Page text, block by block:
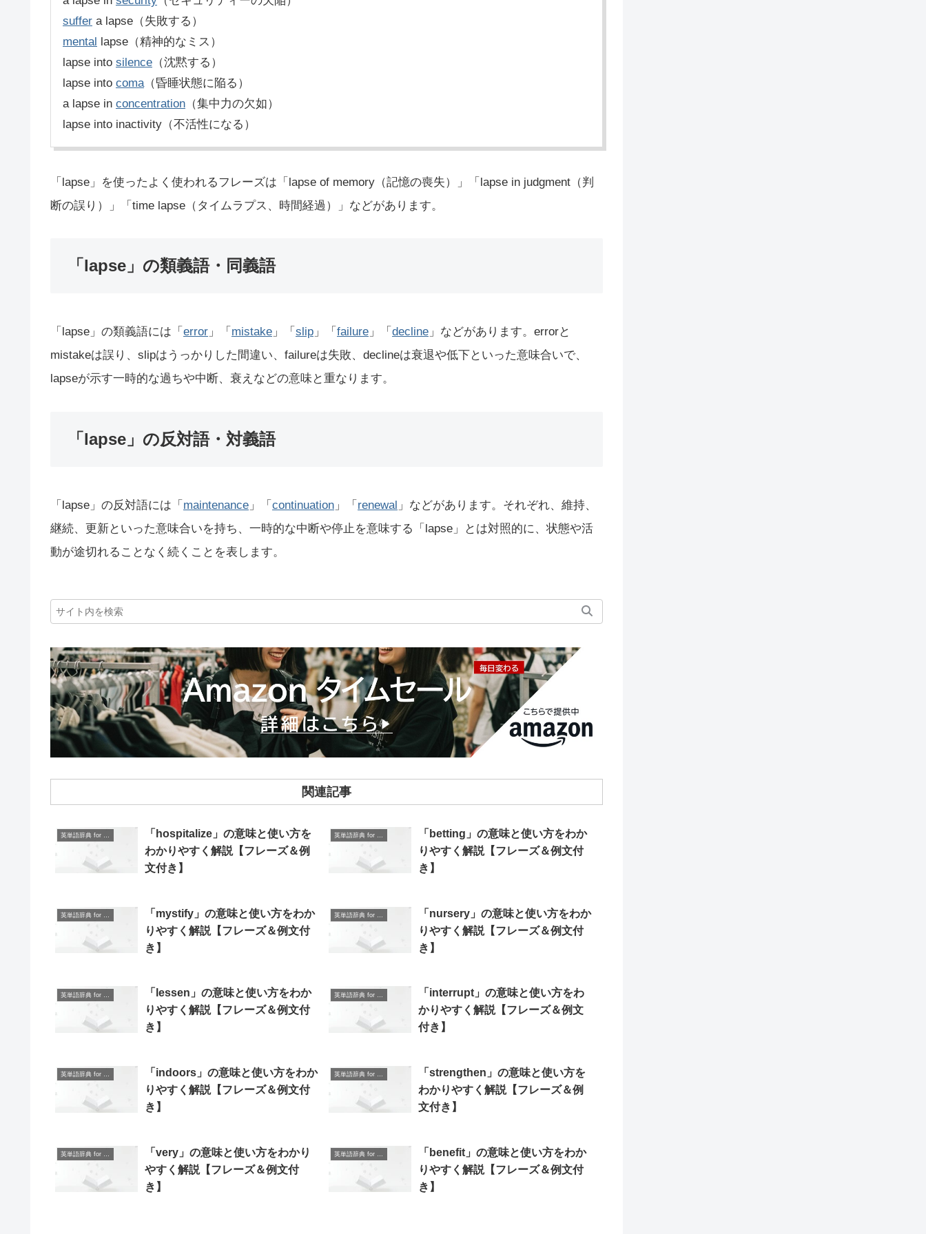
suffer a lapse（失敗する）
mental lapse（精神的なミス）
lapse into silence （沈黙する）
lapse into coma（昏睡状態に陥る）
a lapse in concentration （集中力の欠如）
lapse into inactivity（不活性になる）
「lapse」を使ったよく使われるフレーズは「lapse of memory（記憶の喪失）」「lapse in judgment（判
断の誤り）」「time lapse（タイムラプス、時間経過）」などがあります。
「lapse」の類義語・同義語
「lapse」の類義語には「 error 」「 mistake 」「 slip 」「 failure 」「 decline 」などがあります。errorと
mistakeは誤り、slipはうっかりした間違い、failureは失敗、declineは衰退や低下といった意味合いで、
lapseが示す一時的な過ちや中断、衰えなどの意味と重なります。
「lapse」の反対語・対義語
「lapse」の反対語には「 maintenance 」「 continuation 」「 renewal 」などがあります。それぞれ、維持、
継続、更新といった意味合いを持ち、一時的な中断や停止を意味する「lapse」とは対照的に、状態や活
動が途切れることなく続くことを表します。
関連記事
「hospitalize」の意味と使い方を
わかりやすく解説【フレーズ＆例
文付き】
「betting」の意味と使い方をわか
りやすく解説【フレーズ＆例文付
き】
「mystify」の意味と使い方をわか
りやすく解説【フレーズ＆例文付
き】
「nursery」の意味と使い方をわか
りやすく解説【フレーズ＆例文付
き】
「lessen」の意味と使い方をわか
りやすく解説【フレーズ＆例文付
き】
「interrupt」の意味と使い方をわ
かりやすく解説【フレーズ＆例文
付き】
英単語辞典 for Beginners
「indoors」の意味と使い方をわか
りやすく解説【フレーズ＆例文付
き】
英単語辞典 for Beginners
「strengthen」の意味と使い方を
わかりやすく解説【フレーズ＆例
文付き】
英単語辞典 for Beginners
「very」の意味と使い方をわかり
やすく解説【フレーズ＆例文付
き】
英単語辞典 for Beginners
「benefit」の意味と使い方をわか
りやすく解説【フレーズ＆例文付
き】